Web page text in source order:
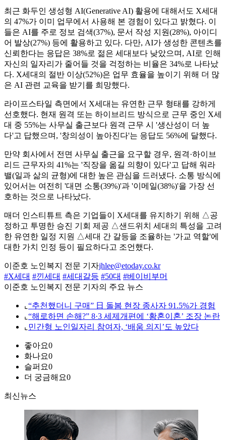
최근 화두인 생성형 AI(Generative AI) 활용에 대해서도 X세대
의 47%가 이미 업무에서 사용해 본 경험이 있다고 밝혔다. 이
들은 AI를 주로 정보 검색(37%), 문서 작성 지원(28%), 아이디
어 발상(27%) 등에 활용하고 있다. 다만, AI가 생성한 콘텐츠를
신뢰한다는 응답은 38%로 젊은 세대보다 낮았으며, AI로 인해
자신의 일자리가 줄어들 것을 걱정하는 비율은 34%로 나타났
다. X세대의 절반 이상(52%)은 업무 효율을 높이기 위해 더 많
은 AI 관련 교육을 받기를 희망했다.
라이프스타일 측면에서 X세대는 유연한 근무 형태를 강하게
선호했다. 현재 원격 또는 하이브리드 방식으로 근무 중인 X세
대 중 55%는 사무실 출근보다 원격 근무 시 '생산성이 더 높
다'고 답했으며, '창의성이 높아진다'는 응답도 56%에 달했다.
만약 회사에서 전면 사무실 출근을 요구할 경우, 원격·하이브
리드 근무자의 41%는 '직장을 옮길 의향이 있다'고 답해 워라
밸(일과 삶의 균형)에 대한 높은 관심을 드러냈다. 소통 방식에
있어서는 여전히 '대면 소통(39%)'과 '이메일(38%)'을 가장 선
호하는 것으로 나타났다.
매더 인스티튜트 측은 기업들이 X세대를 유지하기 위해 △공
정하고 투명한 승진 기회 제공 △샌드위치 세대의 특성을 고려
한 유연한 일정 지원 △세대 간 갈등을 조율하는 '가교 역할'에
대한 가치 인정 등이 필요하다고 조언했다.
이준호 노인복지 전문 기자jhlee@etoday.co.kr
#X세대 #낀세대 #세대갈등 #50대 #베이비부머
이준호 노인복지 전문 기자의 주요 뉴스
⌞ “추천했더니 구매” 日 돌봄 현장 종사자 91.5%가 경험
⌞ “해로하면 손해?” 8·3 세제개편에 ‘황혼이혼’ 조장 논란
⌞ 민간형 노인일자리 참여자, ‘배움 의지’도 높았다
좋아요0
화나요0
슬퍼요0
더 궁금해요0
최신뉴스